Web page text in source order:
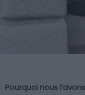
Pourquoi nous